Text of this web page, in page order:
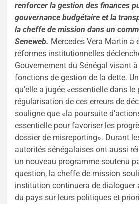
renforcer la gestion des finances
gouvernance budgétaire et la
la cheffe de mission dans un
Seneweb. Mercedes Vera Martin a
réformes institutionnelles
Gouvernement du Sénégal visant
fonctions de gestion de la dette.
qu’elle a jugée «essentielle dans le
régularisation de ces erreurs de
souligne que «la poursuite
essentielle pour favoriser les
dossier de misreporting». Durant
autorités sénégalaises ont aussi
un nouveau programme soutenu
question, la cheffe de mission
institution continuera de dialoguer
du pays sur leurs politiques et